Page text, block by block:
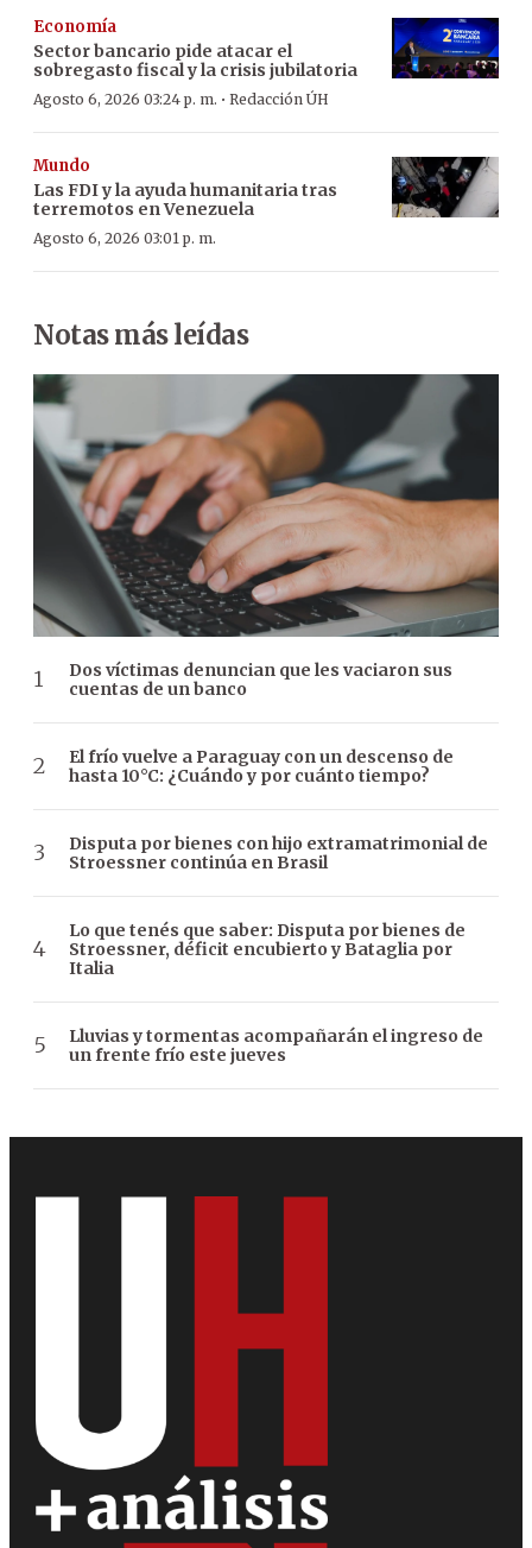
Economía
Sector bancario pide atacar el
sobregasto fiscal y la crisis jubilatoria
Agosto 6, 2026 03:24 p. m. · Redacción ÚH
Mundo
Las FDI y la ayuda humanitaria tras
terremotos en Venezuela
Agosto 6, 2026 03:01 p. m.
Notas más leídas
Dos víctimas denuncian que les vaciaron sus
cuentas de un banco
El frío vuelve a Paraguay con un descenso de
hasta 10°C: ¿Cuándo y por cuánto tiempo?
Disputa por bienes con hijo extramatrimonial de
Stroessner continúa en Brasil
Lo que tenés que saber: Disputa por bienes de
Stroessner, déficit encubierto y Bataglia por
Italia
Lluvias y tormentas acompañarán el ingreso de
un frente frío este jueves